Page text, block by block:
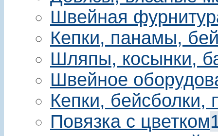
Швейная
Кепки, панамы,
Шляпы, косынки,
Швейное
Кепки,
Повязка с цветком